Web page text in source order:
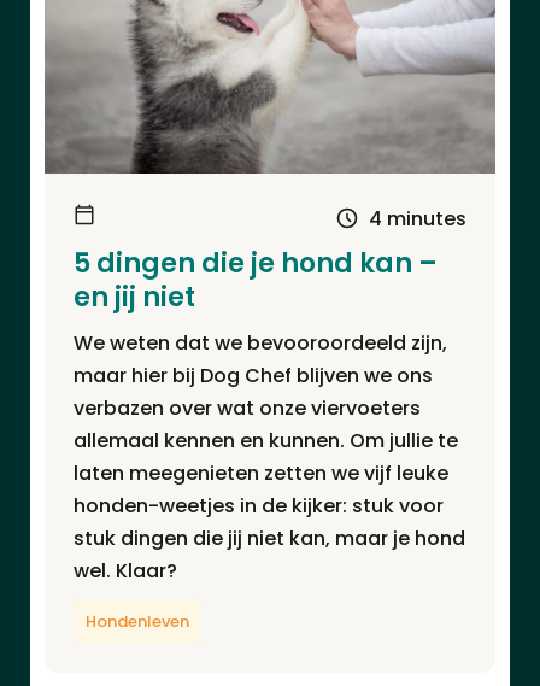
4 minutes
5 dingen die je hond kan –
en jij niet
We weten dat we bevooroordeeld zijn,
maar hier bij Dog Chef blijven we ons
verbazen over wat onze viervoeters
allemaal kennen en kunnen. Om jullie te
laten meegenieten zetten we vijf leuke
honden-weetjes in de kijker: stuk voor
stuk dingen die jij niet kan, maar je hond
wel. Klaar?
Hondenleven